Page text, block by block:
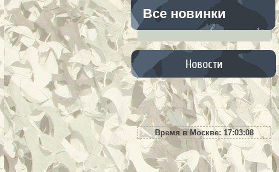
Все новинки
Новости
Время в Москве: 17:03:09